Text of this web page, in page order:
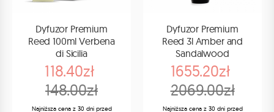
Dyfuzor Premium
Reed 100ml Verbena
di Sicilia
118.40zł
148.00zł
Najniższa cena z 30 dni przed
Dyfuzor Premium
Reed 3l Amber and
Sandalwood
1655.20zł
2069.00zł
Najniższa cena z 30 dni przed